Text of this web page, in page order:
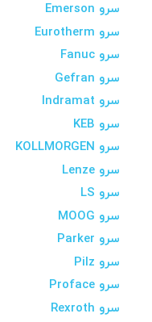
سرو Emerson
سرو Eurotherm
سرو Fanuc
سرو Gefran
سرو Indramat
سرو KEB
سرو KOLLMORGEN
سرو Lenze
سرو LS
سرو MOOG
سرو Parker
سرو Pilz
سرو Proface
سرو Rexroth